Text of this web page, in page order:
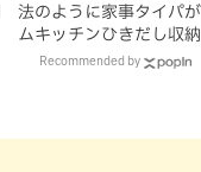
法のように家事タイパ
ムキッチンひきだし収
Recommended by